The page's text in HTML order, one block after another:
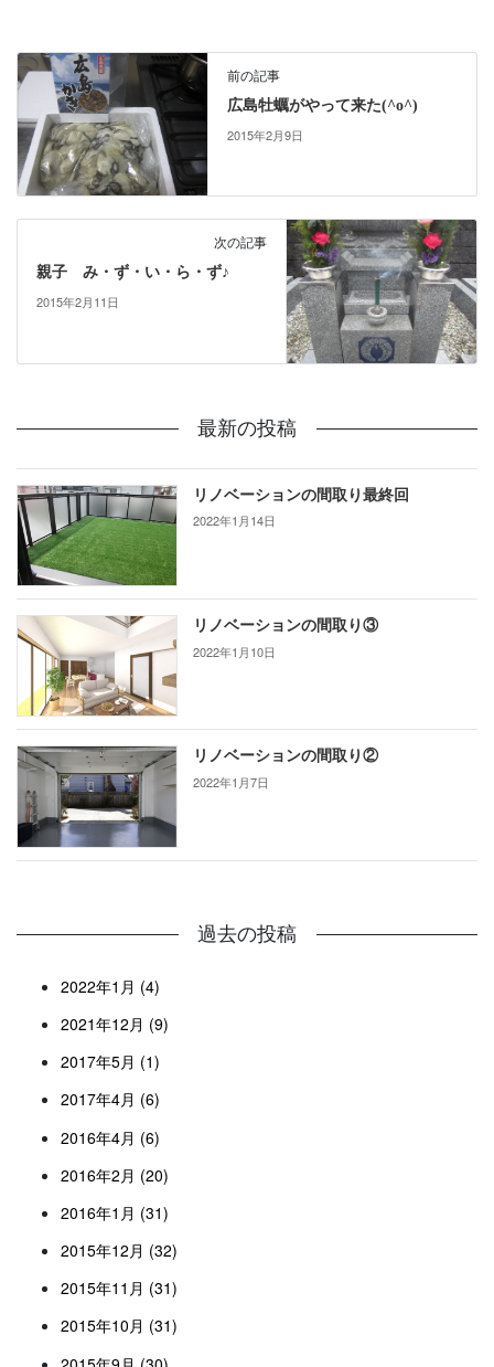
前の記事
広島牡蠣がやって来た(^o^)
2015年2月9日
次の記事
親子 み・ず・い・ら・ず♪
2015年2月11日
最新の投稿
リノベーションの間取り最終回
2022年1月14日
リノベーションの間取り③
2022年1月10日
リノベーションの間取り②
2022年1月7日
過去の投稿
2022年1月 (4)
2021年12月 (9)
2017年5月 (1)
2017年4月 (6)
2016年4月 (6)
2016年2月 (20)
2016年1月 (31)
2015年12月 (32)
2015年11月 (31)
2015年10月 (31)